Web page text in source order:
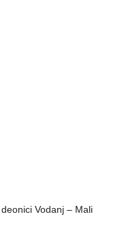
Vodanj – Mali